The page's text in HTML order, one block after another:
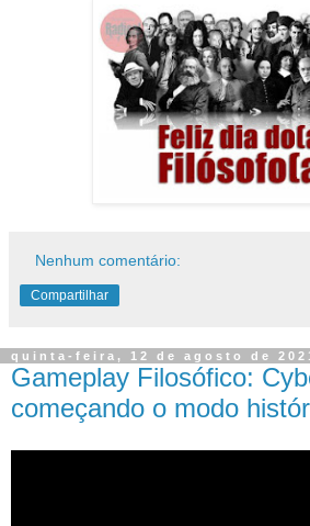
Nenhum comentário:
Compartilhar
quinta-feira, 12 de agosto de
Gameplay Filosófico:
começando o modo